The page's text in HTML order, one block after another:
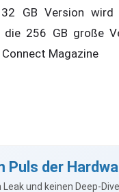
GB Version wird
die 256 GB große
Magazine
Puls der
Leak und keinen Deep-